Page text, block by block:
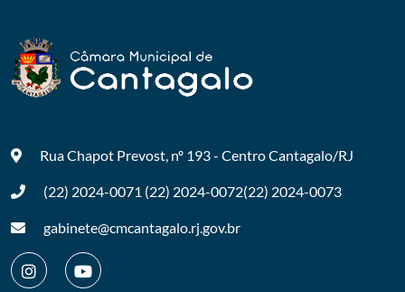
Rua Chapot Prevost, nº 193 - CentroCantagalo/RJ
(22) 2024-0071 (22) 2024-0072(22) 2024-0073
gabinete@cmcantagalo.rj.gov.br